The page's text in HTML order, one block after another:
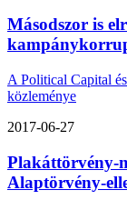
Másodszor is
A Political Capital
közleménye
2017-06-27
Plakáttörvény-
Alaptörvény-